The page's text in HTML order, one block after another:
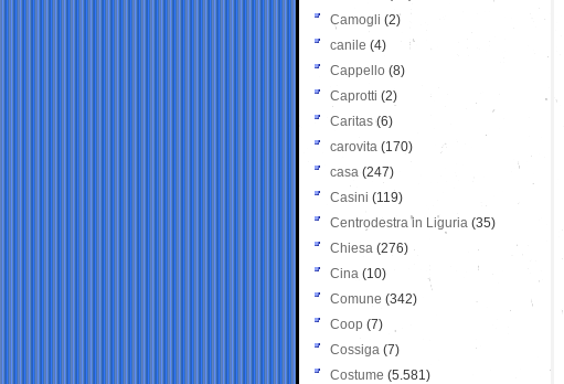
Camogli (2)
canile (4)
Cappello (8)
Caprotti (2)
Caritas (6)
carovita (170)
casa (247)
Casini (119)
Centrodestra in Liguria (35)
Chiesa (276)
Cina (10)
Comune (342)
Coop (7)
Cossiga (7)
Costume (5.581)